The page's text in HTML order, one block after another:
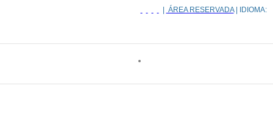
ÁREA RESERVADA| IDIOMA: